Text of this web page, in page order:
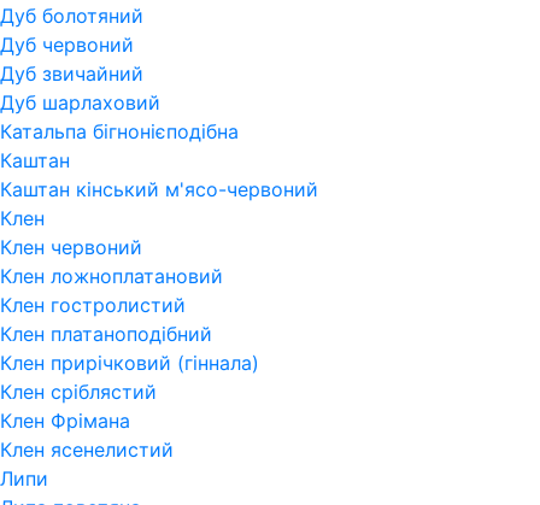
Дуб болотяний
Дуб червоний
Дуб звичайний
Дуб шарлаховий
Катальпа бігнонієподібна
Каштан
Каштан кінський м'ясо-червоний
Клен
Клен червоний
Клен ложноплатановий
Клен гостролистий
Клен платаноподібний
Клен прирічковий (гіннала)
Клен сріблястий
Клен Фрімана
Клен ясенелистий
Липи